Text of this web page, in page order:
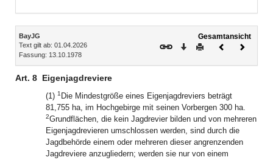
Inhalt
BayJG
Text gilt ab: 01.04.2026
Fassung: 13.10.1978
Gesamtansicht
Download
DruckenVorheriges
Art. 8 Eigenjagdreviere
(1) 1 Die Mindestgröße eines Eigenjagdreviers beträgt
81,755 ha, im Hochgebirge mit seinen Vorbergen 300 ha.
2Grundflächen, die kein Jagdrevier bilden und von mehreren
Eigenjagdrevieren umschlossen werden, sind durch die
Jagdbehörde einem oder mehreren dieser angrenzenden
Jagdreviere anzugliedern; werden sie nur von einem